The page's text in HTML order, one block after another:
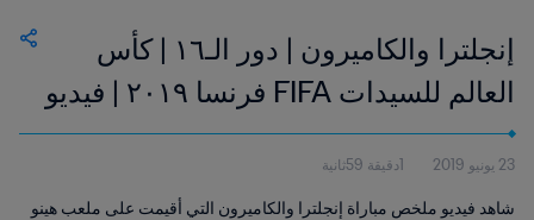
إنجلترا والكاميرون | دور الـ١٦ | كأس
العالم للسيدات FIFA فرنسا ٢٠١٩ | فيديو
ملخص
23 يونيو 2019 1دقيقة 59ثانية
شاهد فيديو ملخص مباراة إنجلترا والكاميرون التي أقيمت على ملعب هينو